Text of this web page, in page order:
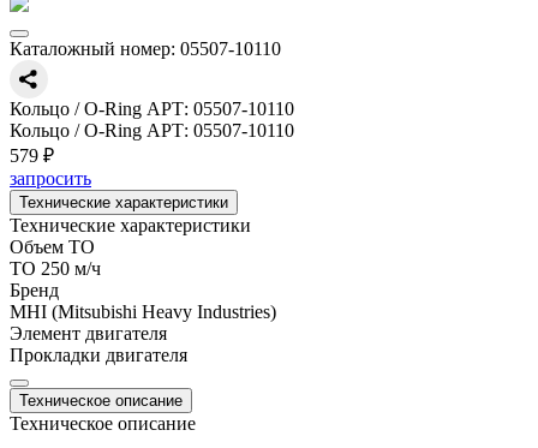
Каталожный номер: 05507-10110
Кольцо / O-Ring АРТ: 05507-10110
Кольцо / O-Ring АРТ: 05507-10110
579 ₽
запросить
Технические характеристики
Технические характеристики
Объем ТО
ТО 250 м/ч
Бренд
MHI (Mitsubishi Heavy Industries)
Элемент двигателя
Прокладки двигателя
Техническое описание
Техническое описание